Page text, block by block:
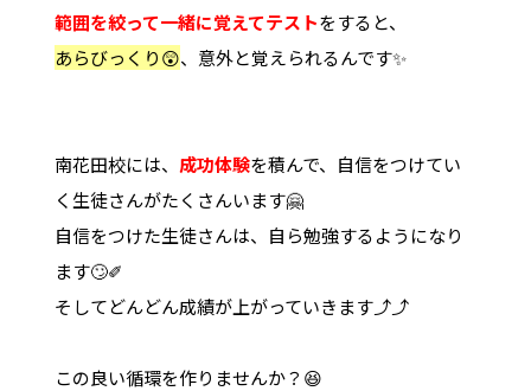
範囲を絞って一緒に覚えてテストをすると、
あらびっくり😲、意外と覚えられるんです✨
南花田校には、 成功体験を積んで、自信をつけてい
く生徒さんがたくさんいます🤗
自信をつけた生徒さんは、自ら勉強するようになり
ます🙄✐
そしてどんどん成績が上がっていきます⤴⤴
この良い循環を作りませんか？😆